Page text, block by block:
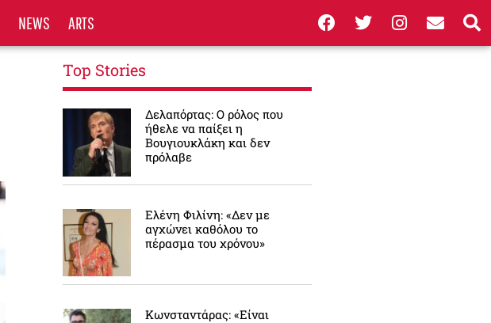
NEWS ARTS
Top Stories
Δελαπόρτας: Ο ρόλος που
ήθελε να παίξει η
Βουγιουκλάκη και δεν
πρόλαβε
Ελένη Φιλίνη: «Δεν με
αγχώνει καθόλου το
πέρασμα του χρόνου»
Κωνσταντάρας: «Είναι